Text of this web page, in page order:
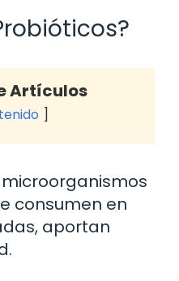
Artículos
consumen en
aportan